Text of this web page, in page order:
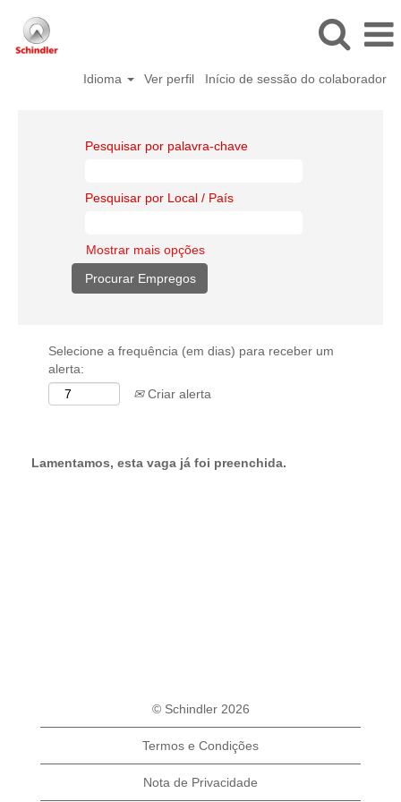
Idioma Ver perfil Início de sessão do colaborador
Pesquisar por palavra-chave
Pesquisar por Local / País
Mostrar mais opções
Selecione a frequência (em dias) para receber um
alerta:
Criar alerta
Lamentamos, esta vaga já foi preenchida.
© Schindler 2026
Termos e Condições
Nota de Privacidade